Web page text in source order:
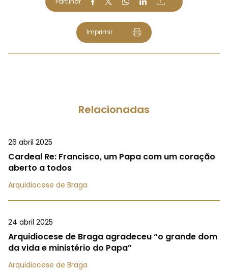
Imprimir
Relacionadas
26 abril 2025
Cardeal Re: Francisco, um Papa com um coração
aberto a todos
Arquidiocese de Braga
24 abril 2025
Arquidiocese de Braga agradeceu “o grande dom
da vida e ministério do Papa”
Arquidiocese de Braga